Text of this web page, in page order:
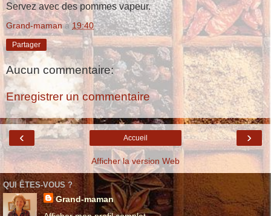
Servez avec des pommes vapeur.
Grand-maman à19:40
Partager
Aucun commentaire:
Enregistrer un commentaire
‹ ›
Accueil
Afficher la version Web
QUI ÊTES-VOUS ?
Grand-maman